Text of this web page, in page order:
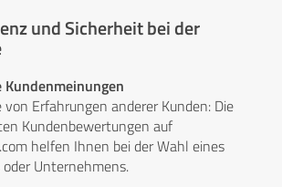
und Sicherheit bei der
von Erfahrungen anderer Kunden: Die
Kundenbewertungen auf
helfen Ihnen bei der Wahl eines
Unternehmens.